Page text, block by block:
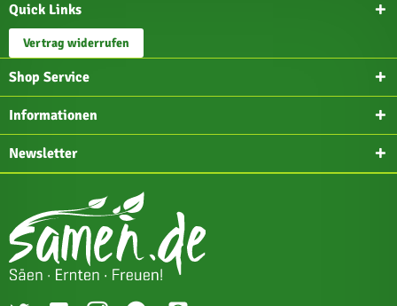
Quick Links
Vertrag widerrufen
Shop Service
Informationen
Newsletter